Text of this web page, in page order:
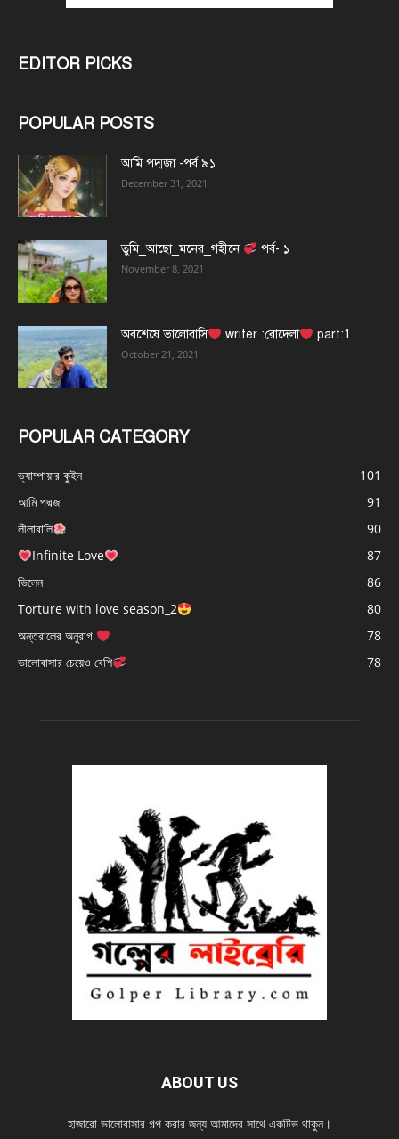
EDITOR PICKS
POPULAR POSTS
আমি পদ্মজা -পর্ব ৯১
December 31, 2021
তুমি_আছো_মনের_গহীনে পর্ব- ১
November 8, 2021
অবশেষে ভালোবাসি writer :রোদেলা part:1
October 21, 2021
POPULAR CATEGORY
ভ্যাম্পায়ার কুইন
101
আমি পদ্মজা
91
লীলাবালি
90
Infinite Love
87
ভিলেন
86
Torture with love season_2
80
অন্তরালের অনুরাগ
78
ভালোবাসার চেয়েও বেশি
78
ABOUT US
হাজারো ভালোবাসার গল্প করার জন্য আমাদের সাথে একটিভ থাকুন।